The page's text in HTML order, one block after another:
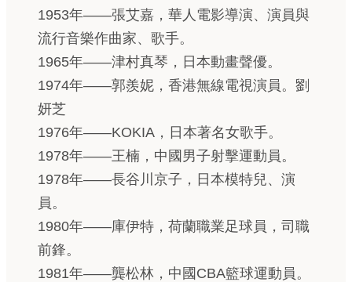
1953年——張艾嘉，華人電影導演、演員與
流行音樂作曲家、歌手。
1965年——津村真琴，日本動畫聲優。
1974年——郭羨妮，香港無線電視演員。劉
妍芝
1976年——KOKIA，日本著名女歌手。
1978年——王楠，中國男子射擊運動員。
1978年——長谷川京子，日本模特兒、演
員。
1980年——庫伊特，荷蘭職業足球員，司職
前鋒。
1981年——龔松林，中國CBA籃球運動員。